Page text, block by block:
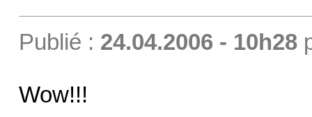
Publié : 24.04.2006 - 10h28
Wow!!!